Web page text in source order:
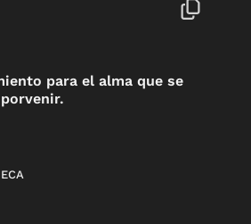
para el alma que se